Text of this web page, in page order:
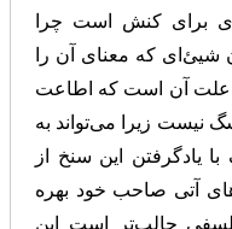
برای کنش است چرا
که معنای آن را
علت آن است که اطاعت
نیست زیرا می‌تواند به
یادگرفتن این سنخ از
آتی صاحب خود بهره
جالب‌تر است این